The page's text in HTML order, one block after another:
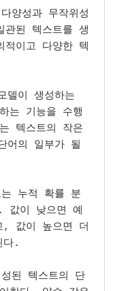
성과 무작위성
된 텍스트를 생
이고 다양한 텍
이 생성하는
는 기능을 수행
텍스트의 작은
의 일부가 될
누적 확률 분
값이 낮으면 예
, 값이 높으면 더
다.
된 텍스트의 단